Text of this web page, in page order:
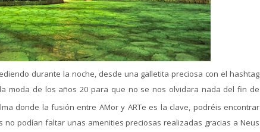
durante la noche, desde una galletita preciosa con el hashtag
moda de los años 20 para que no se nos olvidara nada del fin de
donde la fusión entre AMor y ARTe es la clave, podréis encontrar
podían faltar unas amenities preciosas realizadas gracias a Neus